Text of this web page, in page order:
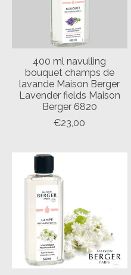
400 ml navulling
bouquet champs de
lavande Maison Berger
Lavender fields Maison
Berger 6820
€23,00